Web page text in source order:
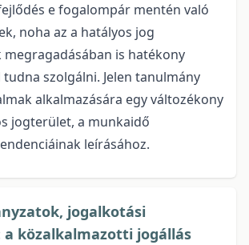
e fogalompár mentén való
noha az a hatályos jog
is hatékony
szolgálni. Jelen tanulmány
alkalmazására egy változékony
jogterület, a munkaidő
leírásához.
jogalkotási
közalkalmazotti jogállás